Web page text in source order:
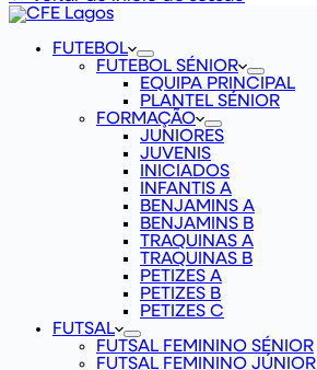
FUTEBOL
FUTEBOL SÉNIOR
EQUIPA PRINCIPAL
PLANTEL SÉNIOR
FORMAÇÃO
JUNIORES
JUVENIS
INICIADOS
INFANTIS A
BENJAMINS A
BENJAMINS B
TRAQUINAS A
TRAQUINAS B
PETIZES A
PETIZES B
PETIZES C
FUTSAL
FUTSAL FEMININO SÉNIOR
FUTSAL FEMININO JÚNIOR